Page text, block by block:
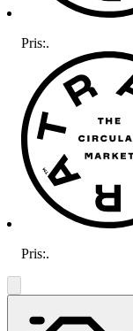
Pris:.
Pris:.